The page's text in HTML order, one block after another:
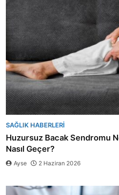
SAĞLIK HABERLERI
Huzursuz Bacak Sendromu
Nasıl Geçer?
Ayse 2 Haziran 2026